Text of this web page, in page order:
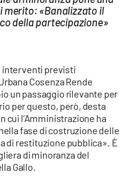
merito: «Banalizzato il
della partecipazione»
interventi previsti
Cosenza Rende
un passaggio rilevante per
per questo, però, desta
cui l’Amministrazione ha
fase di costruzione delle
di restituzione pubblica». È
di minoranza del
Gallo.